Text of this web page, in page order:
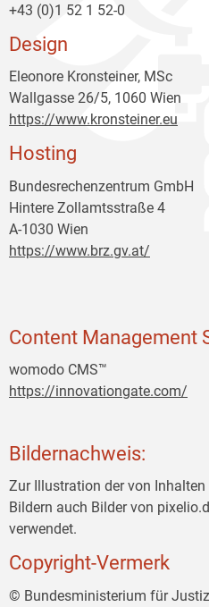
+43 (0)1 52 1 52-0
Design
Eleonore Kronsteiner, MSc
Wallgasse 26/5, 1060 Wien
https://www.kronsteiner.eu
Hosting
Bundesrechenzentrum GmbH
Hintere Zollamtsstraße 4
A-1030 Wien
https://www.brz.gv.at/
Content Management
womodo CMS™
https://innovationgate.com/
Bildernachweis:
Zur Illustration der von Inhalten
Bildern auch Bilder von
verwendet.
Copyright-Vermerk
© Bundesministerium für